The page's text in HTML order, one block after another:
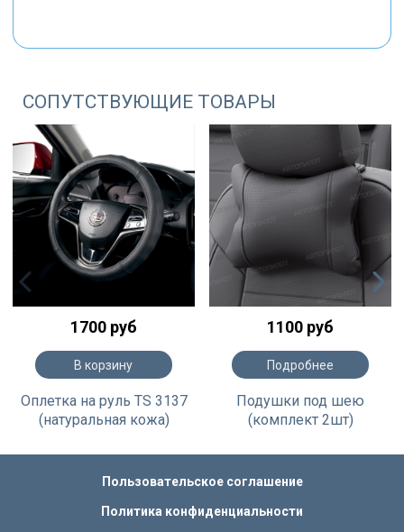
СОПУТСТВУЮЩИЕ ТОВАРЫ
1700 руб
В корзину
Оплетка на руль TS 3137
(натуральная кожа)
1100 руб
Подробнее
Подушки под шею
(комплект 2шт)
Пользовательское соглашение
Политика конфиденциальности